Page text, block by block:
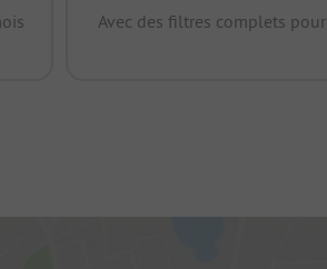
Avec des filtres complets